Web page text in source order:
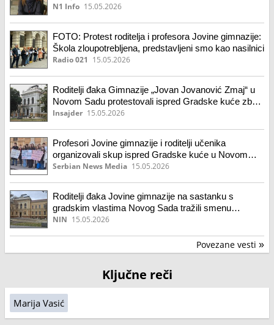
N1 Info 15.05.2026
FOTO: Protest roditelja i profesora Jovine gimnazije:
Škola zloupotrebljena, predstavljeni smo kao nasilnici
Radio 021 15.05.2026
Roditelji đaka Gimnazije „Jovan Jovanović Zmaj“ u
Novom Sadu protestovali ispred Gradske kuće zbog
„višemesečne zloupotrebe škole“ i odluke o
Insajder 15.05.2026
Profesori Jovine gimnazije i roditelji učenika
organizovali skup ispred Gradske kuće u Novom
Sadu
Serbian News Media 15.05.2026
Roditelji đaka Jovine gimnazije na sastanku s
gradskim vlastima Novog Sada tražili smenu
direktora
NIN 15.05.2026
Povezane vesti »
Ključne reči
Marija Vasić